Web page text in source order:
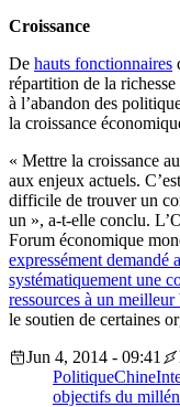
Croissance
De hauts fonctionnaires
répartition de la richesse
à l’abandon des
la croissance
« Mettre la croissance
aux enjeux actuels.
difficile de trouver un
un », a-t-elle conclu.
Forum économique
expressément demandé
systématiquement une
ressources à un meilleur
le soutien de certaines
Jun 4, 2014 - 09:41
PolitiqueChine
objectifs du